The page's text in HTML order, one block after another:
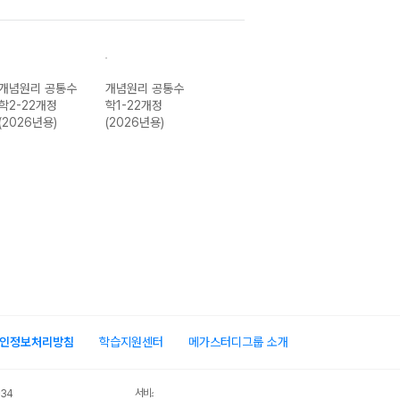
념원리 공통수
2-22개정
(2026년용)
개념원리 공통수
학1-22개정
(2026년용)
정보처리방침 학습지원센터 메가스터디그룹 소개
서비스 가입사실 확인